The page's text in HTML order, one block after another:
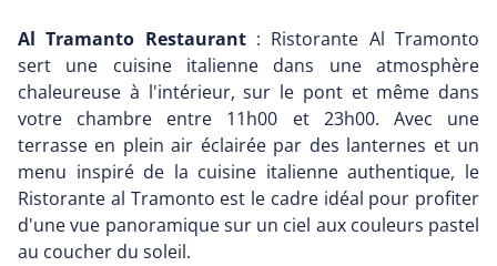
Al Tramanto Restaurant: Ristorante Al Tramonto
sert une cuisine italienne dans une atmosphère
chaleureuse à l'intérieur, sur le pont et même dans
votre chambre entre 11h00 et 23h00. Avec une
terrasse en plein air éclairée par des lanternes et un
menu inspiré de la cuisine italienne authentique, le
Ristorante al Tramonto est le cadre idéal pour profiter
d'une vue panoramique sur un ciel aux couleurs pastel
au coucher du soleil.